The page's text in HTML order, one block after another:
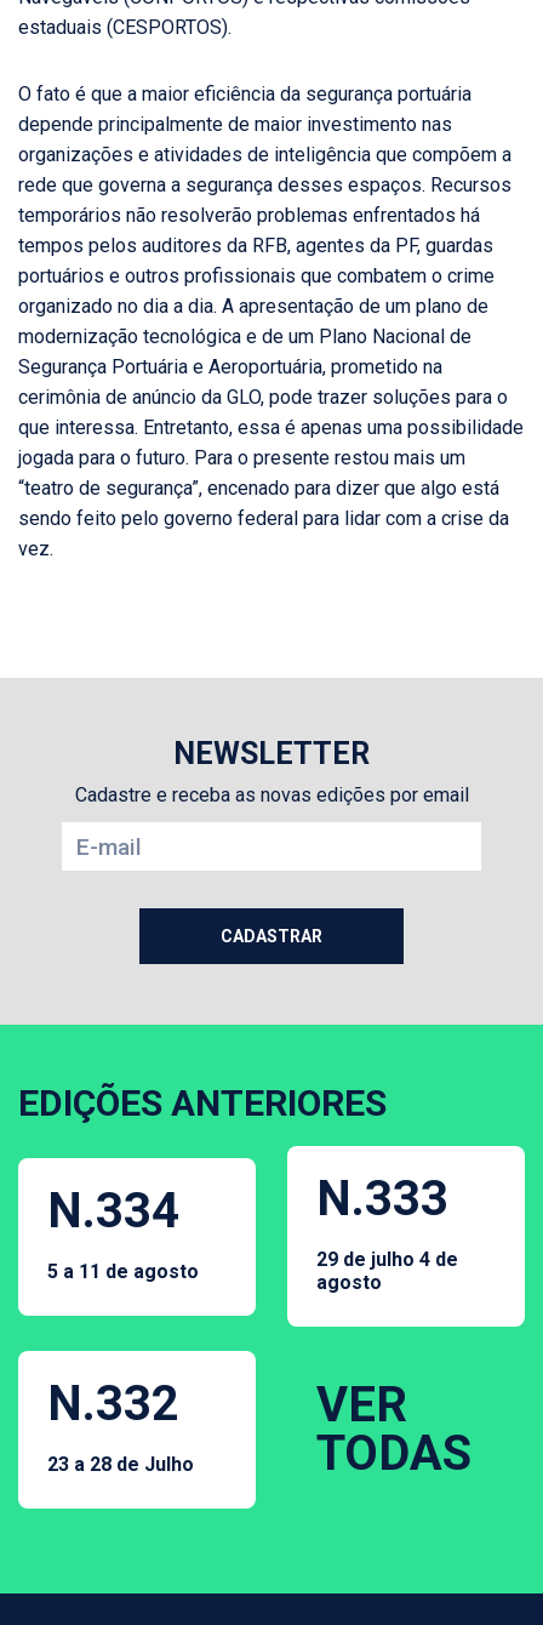
estaduais (CESPORTOS).
O fato é que a maior eficiência da segurança portuária
depende principalmente de maior investimento nas
organizações e atividades de inteligência que compõem a
rede que governa a segurança desses espaços. Recursos
temporários não resolverão problemas enfrentados há
tempos pelos auditores da RFB, agentes da PF, guardas
portuários e outros profissionais que combatem o crime
organizado no dia a dia. A apresentação de um plano de
modernização tecnológica e de um Plano Nacional de
Segurança Portuária e Aeroportuária, prometido na
cerimônia de anúncio da GLO, pode trazer soluções para o
que interessa. Entretanto, essa é apenas uma possibilidade
jogada para o futuro. Para o presente restou mais um
“teatro de segurança”, encenado para dizer que algo está
sendo feito pelo governo federal para lidar com a crise da
vez.
NEWSLETTER
Cadastre e receba as novas edições por email
EDIÇÕES ANTERIORES
N.334
5 a 11 de agosto
N.333
29 de julho 4 de
agosto
N.332
23 a 28 de Julho
VER
TODAS